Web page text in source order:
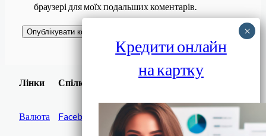
браузері для моїх подальших коментарів.
Лінки
Валюта
Спілки
Facebook
Завантажити
Кредити онлайн
на картку